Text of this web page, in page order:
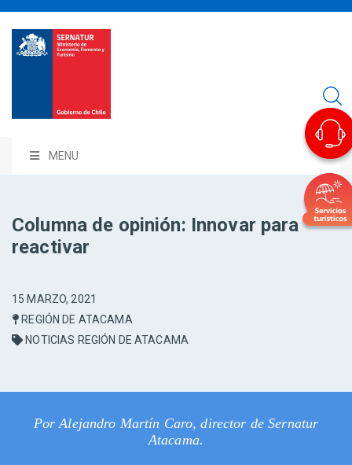
MENU
Columna de opinión: Innovar para
reactivar
15 MARZO, 2021
REGIÓN DE ATACAMA
NOTICIAS REGIÓN DE ATACAMA
Por Alejandro Martín Caro, director de Sernatur
Atacama.